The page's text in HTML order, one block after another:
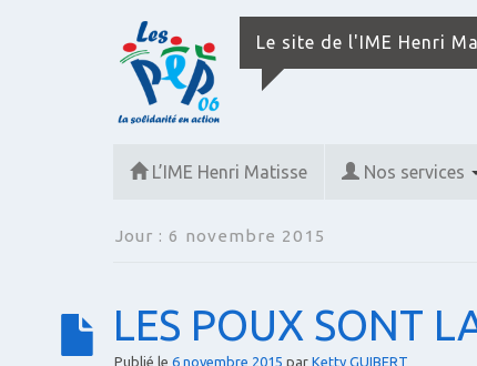
Le site de l'IME Henri
L’IME Henri Matisse Nos services
Jour : 6 novembre 2015
LES POUX SONT
Publié le 6 novembre 2015 par Ketty GUIBERT